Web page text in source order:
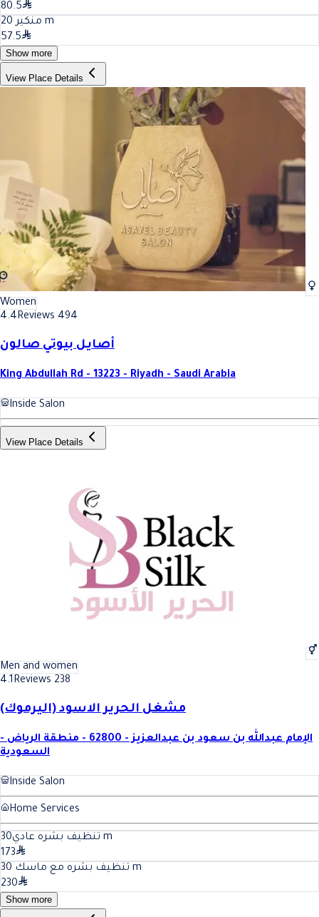
80.5
منكير 20
m
57.5
Show more
View Place Details
Women
4.4Reviews 494
أصايل بيوتي صالون
King Abdullah Rd - 13223 - Riyadh - Saudi Arabia
Inside Salon
View Place Details
Men and women
4.1Reviews 238
مشغل الحرير الاسود (اليرموك)
الإمام عبدالله بن سعود بن عبدالعزيز - 62800 - منطقة الرياض -
السعودية
Inside Salon
Home Services
تنظيف بشره عادي30
m
173
تنظيف بشره مع ماسك 30
m
230
Show more